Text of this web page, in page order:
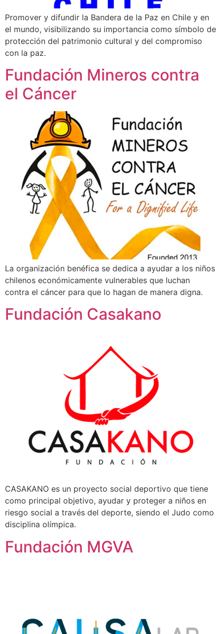
Promover y difundir la Bandera de la Paz en Chile y en
el mundo, visibilizando su importancia como símbolo de
protección del patrimonio cultural y del compromiso
con la paz.
Fundación Mineros contra
el Cáncer
La organización benéfica se dedica a ayudar a los niños
chilenos económicamente vulnerables que luchan
contra el cáncer para que lo hagan de manera digna.
Fundación Casakano
CASAKANO es un proyecto social deportivo que tiene
como principal objetivo, ayudar y proteger a niños en
riesgo social a través del deporte, siendo el Judo como
disciplina olímpica.
Fundación MGVA